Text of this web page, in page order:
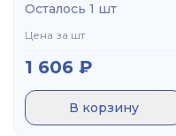
рукоятки
трещоточной
JONNESWAY
Осталось 1 шт
Цена за шт
1 606 ₽
В корзину